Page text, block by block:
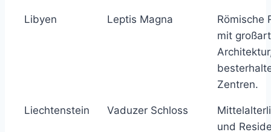
Libyen Leptis Magna
Römische
mit
Zentren.
Liechtenstein Vaduzer Schloss
und